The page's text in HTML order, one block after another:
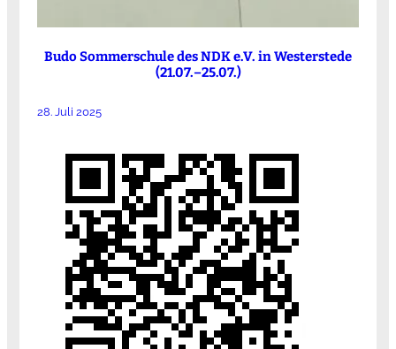
Budo Sommerschule des NDK e.V. in Westerstede
(21.07.–25.07.)
28. Juli 2025